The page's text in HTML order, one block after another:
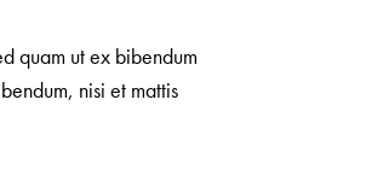
quam ut ex bibendum
nisi et mattis